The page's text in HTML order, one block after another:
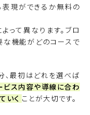
表現ができるか無料の
って異なります。ブロ
な機能がどのコースで
、最初はどれを選べば
ビス内容や導線に合わ
いく ことが大切です。